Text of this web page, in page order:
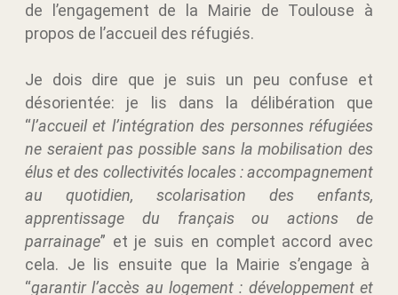
de l’engagement de la Mairie de Toulouse à
propos de l’accueil des réfugiés.
Je dois dire que je suis un peu confuse et
désorientée: je lis dans la délibération que
“l’accueil et l’intégration des personnes réfugiées
ne seraient pas possible sans la mobilisation des
élus et des collectivités locales : accompagnement
au quotidien, scolarisation des enfants,
apprentissage du français ou actions de
parrainage” et je suis en complet accord avec
cela. Je lis ensuite que la Mairie s’engage à
“garantir l’accès au logement : développement et